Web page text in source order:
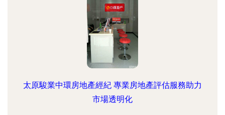
太原駿業中環房地產經紀 專業房地產評估服務助力
市場透明化